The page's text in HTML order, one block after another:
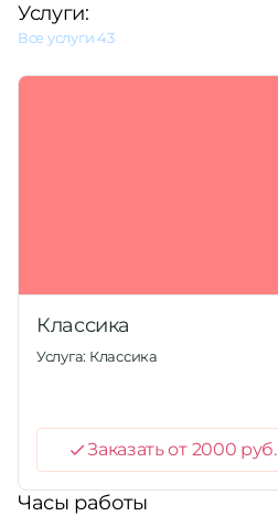
Услуги:
Все услуги43
Классика
Услуга: Классика
Заказать от 2000 руб.
Часы работы